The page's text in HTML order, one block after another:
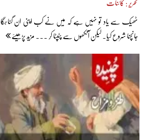
تحریر : کائنات
ٹھیک سے یاد تو نہیں ہے کہ میں نے کب اپنی ان گناہگار
جانچنا شروع کیا۔ لیکن آنکھوں سے پٹپٹا کر ... مزید پڑھیئے